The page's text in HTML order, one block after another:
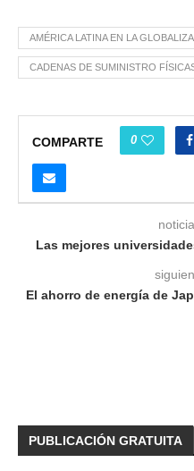
AMÉRICA LATINA EN LA
CADENAS DE SUMINISTRO
COMPARTE 0
Las mejores
El ahorro de energía de
PUBLICACIÓN GRATUITA